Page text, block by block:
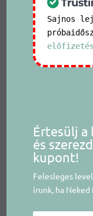
Sajnos
Értesülj a
és
kupont!
Felesleges
írunk, ha Neked